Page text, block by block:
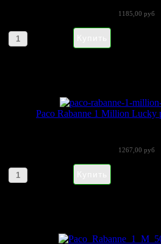
1185,00 руб
Paco Rabanne 1 Million Lucky
1267,00 руб